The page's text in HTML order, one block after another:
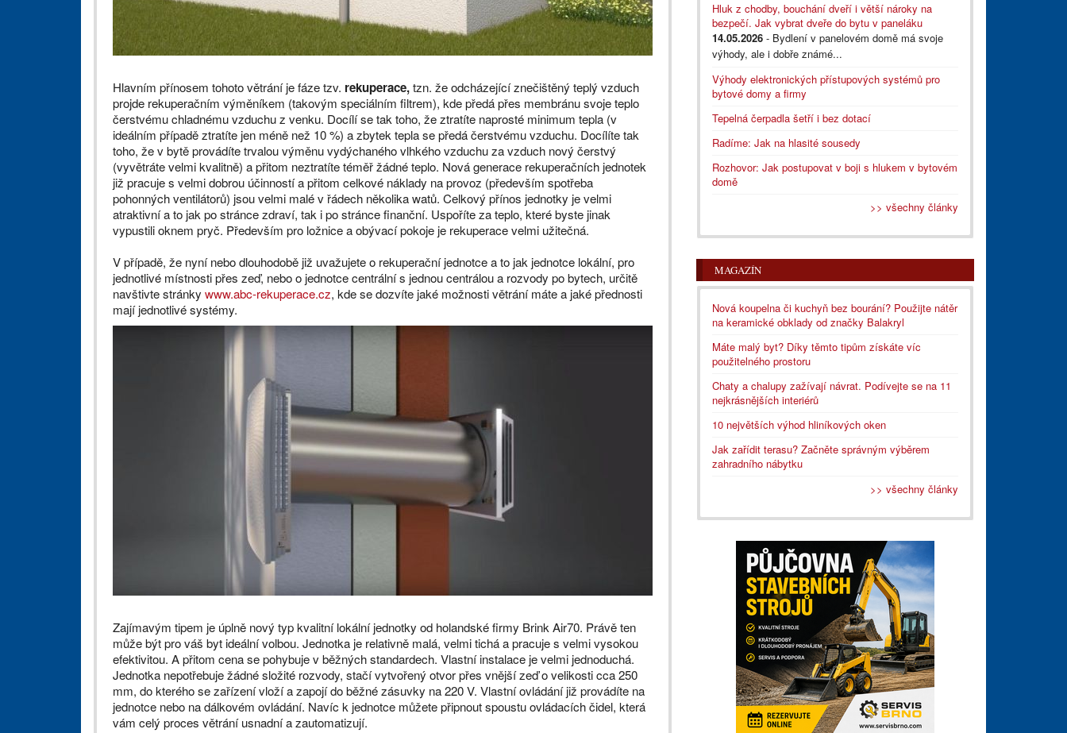
Hlavním přínosem tohoto větrání je fáze tzv. rekuperace,tzn. že odcházející znečištěný teplý vzduch
projde rekuperačním výměníkem (takovým speciálním filtrem), kde předá přes membránu svoje teplo
čerstvému chladnému vzduchu z venku. Docílí se tak toho, že ztratíte naprosté minimum tepla (v
ideálním případě ztratíte jen méně než 10 %) a zbytek tepla se předá čerstvému vzduchu. Docílíte tak
toho, že v bytě provádíte trvalou výměnu vydýchaného vlhkého vzduchu za vzduch nový čerstvý
(vyvětráte velmi kvalitně) a přitom neztratíte téměř žádné teplo. Nová generace rekuperačních jednotek
již pracuje s velmi dobrou účinností a přitom celkové náklady na provoz (především spotřeba
pohonných ventilátorů) jsou velmi malé v řádech několika watů. Celkový přínos jednotky je velmi
atraktivní a to jak po stránce zdraví, tak i po stránce finanční. Uspoříte za teplo, které byste jinak
vypustili oknem pryč. Především pro ložnice a obývací pokoje je rekuperace velmi užitečná.
V případě, že nyní nebo dlouhodobě již uvažujete o rekuperační jednotce a to jak jednotce lokální, pro
jednotlivé místnosti přes zeď, nebo o jednotce centrální s jednou centrálou a rozvody po bytech, určitě
navštivte stránky www.abc-rekuperace.cz, kde se dozvíte jaké možnosti větrání máte a jaké přednosti
mají jednotlivé systémy.
Zajímavým tipem je úplně nový typ kvalitní lokální jednotky od holandské firmy Brink Air70. Právě ten
může být pro váš byt ideální volbou. Jednotka je relativně malá, velmi tichá a pracuje s velmi vysokou
efektivitou. A přitom cena se pohybuje v běžných standardech. Vlastní instalace je velmi jednoduchá.
Jednotka nepotřebuje žádné složité rozvody, stačí vytvořený otvor přes vnější zeď o velikosti cca 250
mm, do kterého se zařízení vloží a zapojí do běžné zásuvky na 220 V. Vlastní ovládání již provádíte na
jednotce nebo na dálkovém ovládání. Navíc k jednotce můžete připnout spoustu ovládacích čidel, která
vám celý proces větrání usnadní a zautomatizují.
Hluk z chodby, bouchání dveří i větší nároky na
bezpečí. Jak vybrat dveře do bytu v paneláku
14.05.2026 - Bydlení v panelovém domě má svoje
výhody, ale i dobře známé...
Výhody elektronických přístupových systémů pro
bytové domy a firmy
Tepelná čerpadla šetří i bez dotací
Radíme: Jak na hlasité sousedy
Rozhovor: Jak postupovat v boji s hlukem v bytovém
domě
>> všechny články
MAGAZÍN
Nová koupelna či kuchyň bez bourání? Použijte nátěr
na keramické obklady od značky Balakryl
Máte malý byt? Díky těmto tipům získáte víc
použitelného prostoru
Chaty a chalupy zažívají návrat. Podívejte se na 11
nejkrásnějších interiérů
10 největších výhod hliníkových oken
Jak zařídit terasu? Začněte správným výběrem
zahradního nábytku
>> všechny články